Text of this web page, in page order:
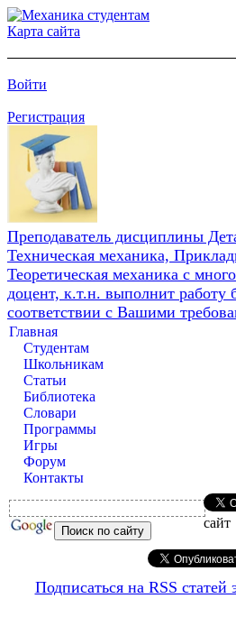
Карта сайта
Войти
Регистрация
Преподаватель дисциплины
Техническая механика,
Теоретическая механика с
доцент, к.т.н. выполнит работу
соответствии с Вашими
Главная
Студентам
Школьникам
Статьи
Библиотека
Словари
Программы
Игры
Форум
Контакты
сайт
Подписаться на RSS статей